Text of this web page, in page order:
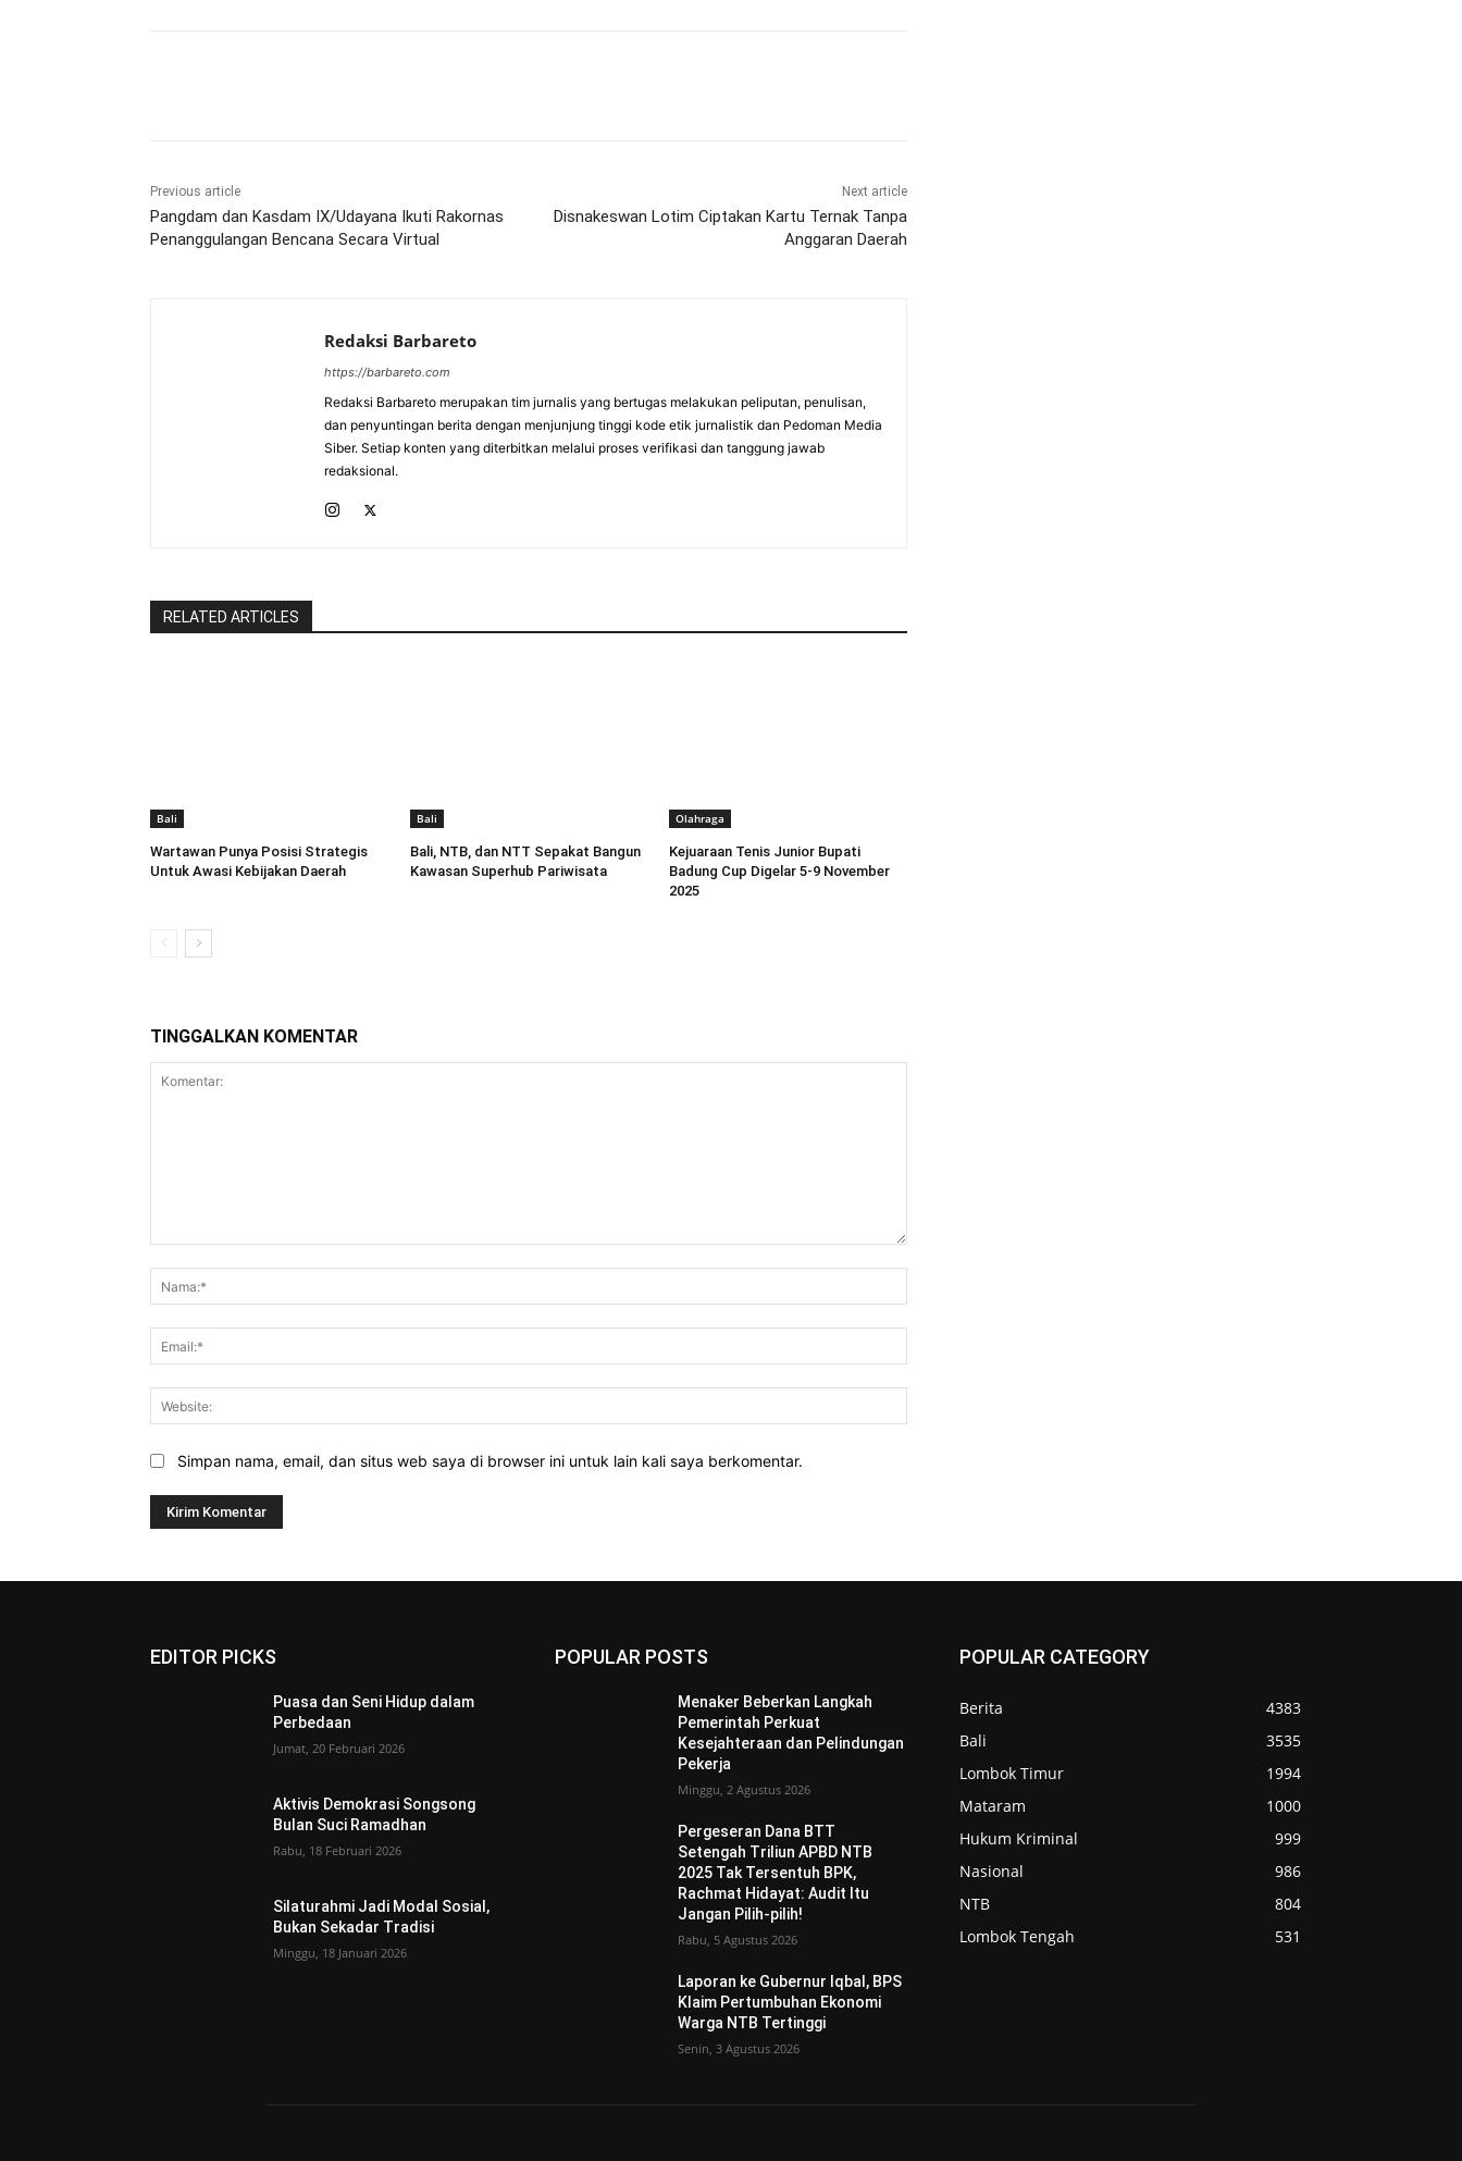
Previous article
Pangdam dan Kasdam IX/Udayana Ikuti Rakornas
Penanggulangan Bencana Secara Virtual
Next article
Disnakeswan Lotim Ciptakan Kartu Ternak Tanpa
Anggaran Daerah
Redaksi Barbareto
https://barbareto.com
Redaksi Barbareto merupakan tim jurnalis yang bertugas melakukan peliputan, penulisan,
dan penyuntingan berita dengan menjunjung tinggi kode etik jurnalistik dan Pedoman Media
Siber. Setiap konten yang diterbitkan melalui proses verifikasi dan tanggung jawab
redaksional.
RELATED ARTICLES
Bali
Wartawan Punya Posisi Strategis
Untuk Awasi Kebijakan Daerah
Bali
Bali, NTB, dan NTT Sepakat Bangun
Kawasan Superhub Pariwisata
Olahraga
Kejuaraan Tenis Junior Bupati
Badung Cup Digelar 5-9 November
2025
TINGGALKAN KOMENTAR
Simpan nama, email, dan situs web saya di browser ini untuk lain kali saya berkomentar.
EDITOR PICKS
Puasa dan Seni Hidup dalam
Perbedaan
Jumat, 20 Februari 2026
Aktivis Demokrasi Songsong
Bulan Suci Ramadhan
Rabu, 18 Februari 2026
Silaturahmi Jadi Modal Sosial,
Bukan Sekadar Tradisi
Minggu, 18 Januari 2026
POPULAR POSTS
Menaker Beberkan Langkah
Pemerintah Perkuat
Kesejahteraan dan Pelindungan
Pekerja
Minggu, 2 Agustus 2026
Pergeseran Dana BTT
Setengah Triliun APBD NTB
2025 Tak Tersentuh BPK,
Rachmat Hidayat: Audit Itu
Jangan Pilih-pilih!
Rabu, 5 Agustus 2026
Laporan ke Gubernur Iqbal, BPS
Klaim Pertumbuhan Ekonomi
Warga NTB Tertinggi
Senin, 3 Agustus 2026
POPULAR CATEGORY
Berita
4383
Bali
3535
Lombok Timur
1994
Mataram
1000
Hukum Kriminal
999
Nasional
986
NTB
804
Lombok Tengah
531